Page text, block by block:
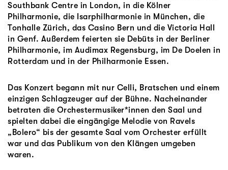
Southbank Centre in London, in die Kölner
Philharmonie, die Isarphilharmonie in München, die
Tonhalle Zürich, das Casino Bern und die Victoria Hall
in Genf. Außerdem feierten sie Debüts in der Berliner
Philharmonie, im Audimax Regensburg, im De Doelen in
Rotterdam und in der Philharmonie Essen.
Das Konzert begann mit nur Celli, Bratschen und einem
einzigen Schlagzeuger auf der Bühne. Nacheinander
betraten die Orchestermusiker*innen den Saal und
spielten dabei die eingängige Melodie von Ravels
„Bolero“ bis der gesamte Saal vom Orchester erfüllt
war und das Publikum von den Klängen umgeben
waren.